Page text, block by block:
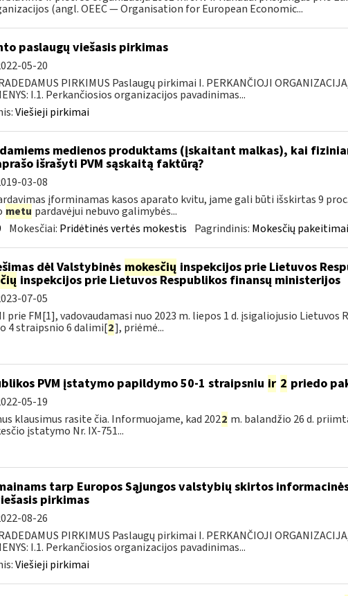
(angl. OEEC — Organisation for European Economic...
paslaugų viešasis pirkimas
05-20
PIRKIMUS Paslaugų pirkimai I. PERKANČIOJI
I.1. Perkančiosios organizacijos pavadinimas...
Viešieji pirkimai
medienos produktams (įskaitant malkas), kai
išrašyti PVM sąskaitą faktūrą?
03-08
įforminamas kasos aparato kvitu, jame gali būti išskirtas 9
metu pardavėjui nebuvo galimybės...
Mokesčiai: Pridėtinės vertės mokestis Pagrindinis: Mokesčių pakeitimai
dėl Valstybinės mokesčių inspekcijos prie Lietuvos
inspekcijos prie Lietuvos Respublikos finansų ministerijos
07-05
prie FM[1], vadovaudamasi nuo 2023 m. liepos 1 d. įsigaliojusio Lietuvos
4 straipsnio 6 dalimi[2], priėmė...
PVM įstatymo papildymo 50-1 straipsniu ir 2 priedo
05-19
klausimus rasite čia. Informuojame, kad 2022 m. balandžio 26 d.
įstatymo Nr. IX-751...
tarp Europos Sąjungos valstybių skirtos
pirkimas
08-26
PIRKIMUS Paslaugų pirkimai I. PERKANČIOJI
I.1. Perkančiosios organizacijos pavadinimas...
Viešieji pirkimai